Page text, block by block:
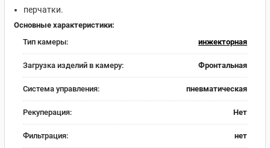
перчатки.
Основные характеристики:
Тип камеры:
инжекторная
Загрузка изделий в камеру: Фронтальная
Система управления: пневматическая
Рекуперация: Нет
Фильтрация: нет